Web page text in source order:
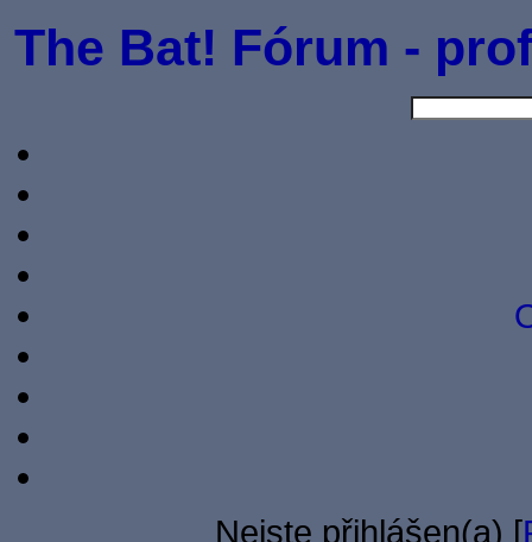
The Bat! Fórum -
Nejste přihlášen(a) [